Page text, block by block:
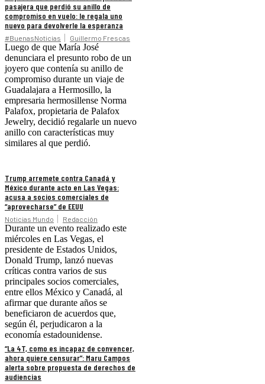
pasajera que perdió su anillo de
compromiso en vuelo: le regala uno
nuevo para devolverle la esperanza
#BuenasNoticias Guillermo Frescas
Luego de que María José
denunciara el presunto robo de un
joyero que contenía su anillo de
compromiso durante un viaje de
Guadalajara a Hermosillo, la
empresaria hermosillense Norma
Palafox, propietaria de Palafox
Jewelry, decidió regalarle un nuevo
anillo con características muy
similares al que perdió.
Trump arremete contra Canadá y
México durante acto en Las Vegas:
acusa a socios comerciales de
“aprovecharse” de EEUU
Noticias Mundo Redacción
Durante un evento realizado este
miércoles en Las Vegas, el
presidente de Estados Unidos,
Donald Trump, lanzó nuevas
críticas contra varios de sus
principales socios comerciales,
entre ellos México y Canadá, al
afirmar que durante años se
beneficiaron de acuerdos que,
según él, perjudicaron a la
economía estadounidense.
“La 4T, como es incapaz de convencer,
ahora quiere censurar”: Maru Campos
alerta sobre propuesta de derechos de
audiencias